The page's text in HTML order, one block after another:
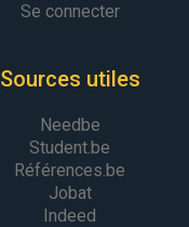
Se connecter
Sources utiles
Needbe
Student.be
Références.be
Jobat
Indeed